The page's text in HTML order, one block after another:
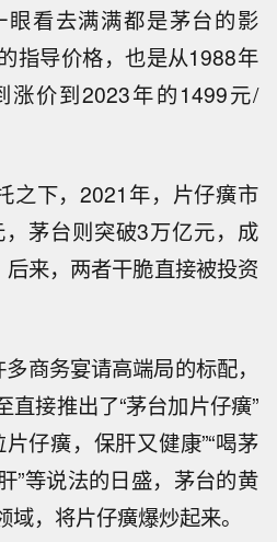
看去满满都是茅台的影
指导价格，也是从1988年
涨价到2023年的1499元/
之下，2021年，片仔癀市
茅台则突破3万亿元，成
来，两者干脆直接被投资
商务宴请高端局的标配，
接推出了“茅台加片仔癀”
仔癀，保肝又健康”“喝茅
”等说法的日盛，茅台的黄
，将片仔癀爆炒起来。